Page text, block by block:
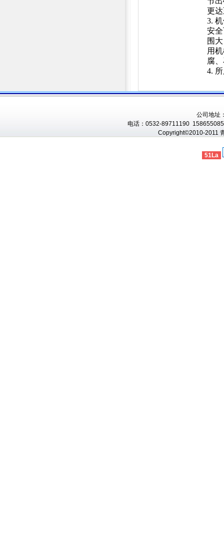
更
3.
安
围
用
腐
4.
公司地址
电话：0532-89711190
Copyright©2010-2011
51La